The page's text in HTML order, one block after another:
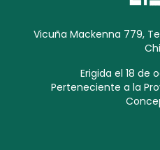
Vicuña Mackenna 779,
Erigida el 18 de
Perteneciente a la